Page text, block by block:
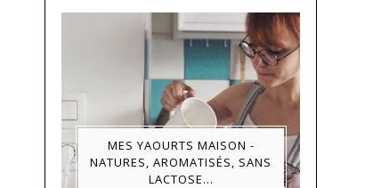
MES YAOURTS MAISON -
NATURES, AROMATISÉS, SANS
LACTOSE...